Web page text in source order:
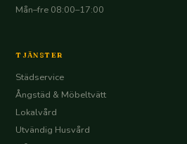
Mån–fre 08:00–17:00
TJÄNSTER
Städservice
Ångstäd & Möbeltvätt
Lokalvård
Utvändig Husvård